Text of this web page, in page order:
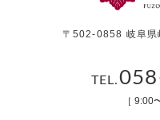
〒502-0858 岐阜県
TEL.
［ 9:00